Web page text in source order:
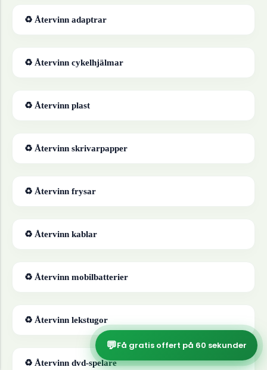
♻ Återvinn adaptrar
♻ Återvinn cykelhjälmar
♻ Återvinn plast
♻ Återvinn skrivarpapper
♻ Återvinn frysar
♻ Återvinn kablar
♻ Återvinn mobilbatterier
♻ Återvinn lekstugor
♻ Återvinn dvd-spelare
💬Få gratis offert på 60 sekunder